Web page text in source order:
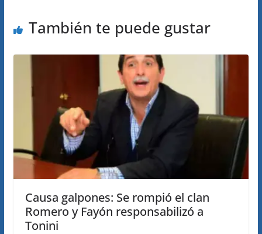
También te puede gustar
Causa galpones: Se rompió el clan
Romero y Fayón responsabilizó a
Tonini